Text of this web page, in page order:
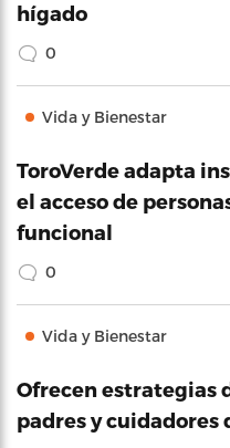
hígado
0
Vida y Bienestar
ToroVerde adapta
el acceso de
funcional
0
Vida y Bienestar
Ofrecen estrategias
padres y cuidadores